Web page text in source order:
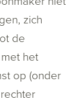
zich
de
het
op (onder